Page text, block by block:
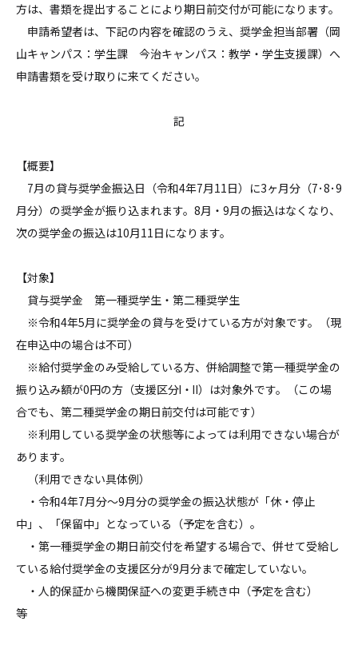
方は、書類を提出することにより期日前交付が可能になります。
申請希望者は、下記の内容を確認のうえ、奨学金担当部署（岡
山キャンパス：学生課 今治キャンパス：教学・学生支援課）へ
申請書類を受け取りに来てください。
記
【概要】
7月の貸与奨学金振込日（令和4年7月11日）に3ヶ月分（7･8･9
月分）の奨学金が振り込まれます。8月・9月の振込はなくなり、
次の奨学金の振込は10月11日になります。
【対象】
貸与奨学金 第一種奨学生・第二種奨学生
※令和4年5月に奨学金の貸与を受けている方が対象です。（現
在申込中の場合は不可）
※給付奨学金のみ受給している方、併給調整で第一種奨学金の
振り込み額が0円の方（支援区分Ⅰ・Ⅱ）は対象外です。（この場
合でも、第二種奨学金の期日前交付は可能です）
※利用している奨学金の状態等によっては利用できない場合が
あります。
（利用できない具体例）
・令和4年7月分～9月分の奨学金の振込状態が「休・停止
中」、「保留中」となっている（予定を含む）。
・第一種奨学金の期日前交付を希望する場合で、併せて受給し
ている給付奨学金の支援区分が9月分まで確定していない。
・人的保証から機関保証への変更手続き中（予定を含む）
等